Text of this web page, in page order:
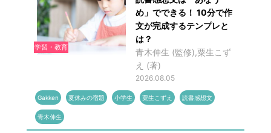
学習・教育
め」でできる！ 10分で作
文が完成するテンプレと
は？
青木伸生 (監修),粟生こず
え (著)
2026.08.05
Gakken 夏休みの宿題 小学生 粟生こずえ 読書感想文
青木伸生